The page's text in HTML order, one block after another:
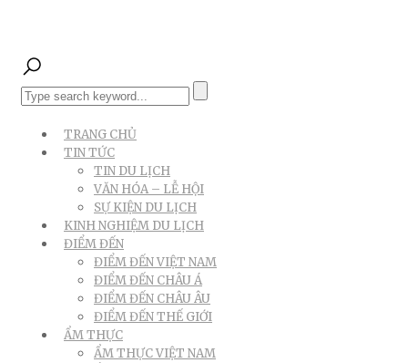
TRANG CHỦ
TIN TỨC
TIN DU LỊCH
VĂN HÓA – LỄ HỘI
SỰ KIỆN DU LỊCH
KINH NGHIỆM DU LỊCH
ĐIỂM ĐẾN
ĐIỂM ĐẾN VIỆT NAM
ĐIỂM ĐẾN CHÂU Á
ĐIỂM ĐẾN CHÂU ÂU
ĐIỂM ĐẾN THẾ GIỚI
ẨM THỰC
ẨM THỰC VIỆT NAM